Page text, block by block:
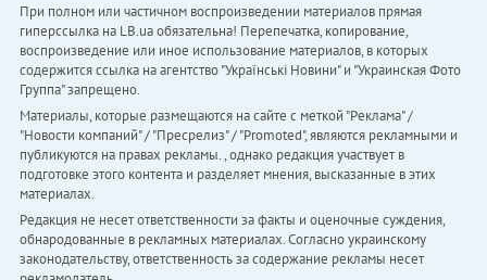
При полном или частичном воспроизведении материалов прямая
гиперссылка на LB.ua обязательна! Перепечатка, копирование,
воспроизведение или иное использование материалов, в которых
содержится ссылка на агентство "Українськi Новини" и "Украинская Фото
Группа" запрещено.
Материалы, которые размещаются на сайте с меткой "Реклама" /
"Новости компаний" / "Пресрелиз" / "Promoted", являются рекламными и
публикуются на правах рекламы. , однако редакция участвует в
подготовке этого контента и разделяет мнения, высказанные в этих
материалах.
Редакция не несет ответственности за факты и оценочные суждения,
обнародованные в рекламных материалах. Согласно украинскому
законодательству, ответственность за содержание рекламы несет